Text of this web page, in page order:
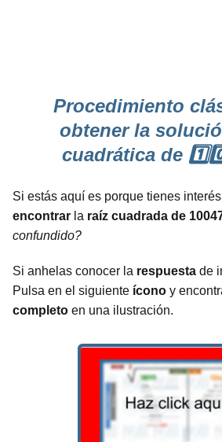
Procedimiento
obtener la
cuadrática de
Si estás aquí es porque tienes
encontrar la raíz cuadrada de
confundido?
Si anhelas conocer la respuesta de
Pulsa en el siguiente ícono y
completo en una ilustración.